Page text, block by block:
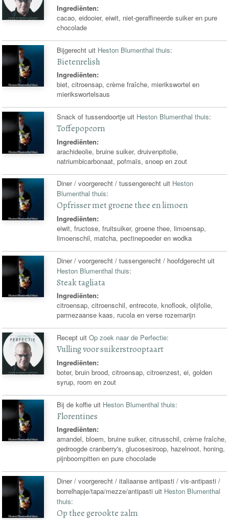
Ingrediënten:
cacao, eidooier, eiwit, niet-geraffineerde suiker en pure
chocolade
Bijgerecht uit Heston Blumenthal thuis:
Bietenrelish
Ingrediënten:
biet, citroensap, crème fraîche, mierikswortel en
mierikswortelsaus
Snack of tussendoortje uit Heston Blumenthal thuis:
Toffepopcorn
Ingrediënten:
arachideolie, bruine suiker, druivenpitolie,
natriumbicarbonaat, pofmaïs, snoep en zout
Diner / voorgerecht / tussengerecht uit Heston
Blumenthal thuis:
Opfrisser met groene thee en limoen
Ingrediënten:
eiwit, fructose, fruitsuiker, groene thee, limoensap,
limoenschil, matcha, pectinepoeder en wodka
Diner / voorgerecht / tussengerecht / hoofdgerecht uit
Heston Blumenthal thuis:
Steak tagliata
Ingrediënten:
citroensap, citroenschil, entrecote, knoflook, olijfolie,
parmezaanse kaas, rucola en verse rozemarijn
Recept uitOp zoek naar de Perfectie:
Vulling voor suikerstrooptaart
Ingrediënten:
boter, bruin brood, citroensap, citroenzest, ei, golden
syrup, room en zout
Bij de koffie uit Heston Blumenthal thuis:
Florentines
Ingrediënten:
amandel, bloem, bruine suiker, citrusschil, crème fraîche,
gedroogde cranberry's, glucosesiroop, hazelnoot, honing,
pijnboompitten en pure chocolade
Diner / voorgerecht / italiaanse antipasti / vis-antipasti /
borrelhapje/tapa/mezze/antipasti uit Heston Blumenthal
thuis:
Op thee gerookte zalm